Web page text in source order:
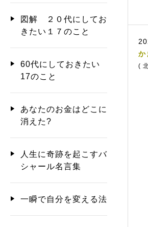
か
(
図解 ２０代にしてお
きたい１７のこと
60代にしておきたい
17のこと
あなたのお金はどこに
消えた?
人生に奇跡を起こすバ
シャール名言集
一瞬で自分を変える法